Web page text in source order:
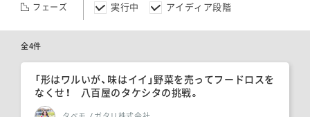
フェーズ 実行中 アイディア段階
全4件
「形はワルいが、味はイイ」野菜を売ってフードロスを
なくせ！ 八百屋のタケシタの挑戦。